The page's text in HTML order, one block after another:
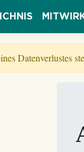
Datenverlustes